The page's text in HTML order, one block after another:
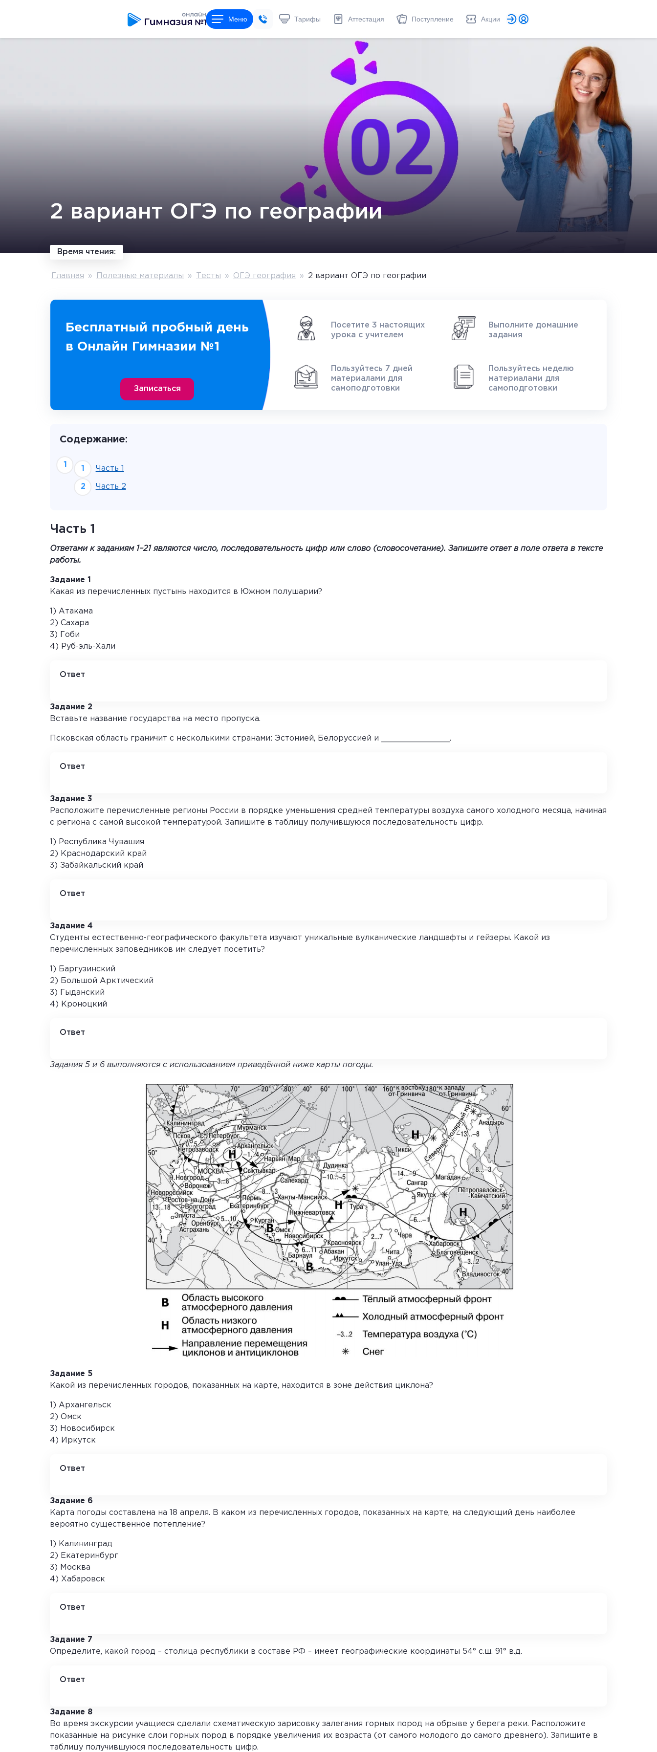
Меню Тарифы Аттестация Поступление Акции
2 вариант ОГЭ по географии
Время чтения:
Главная » Полезные материалы » Тесты » ОГЭ география » 2 вариант ОГЭ по географии
Бесплатный пробный день
в Онлайн Гимназии №1
Записаться
Посетите 3 настоящих
урока с учителем
Выполните домашние
задания
Пользуйтесь 7 дней
материалами для
самоподготовки
Пользуйтесь неделю
материалами для
самоподготовки
Содержание:
Часть 1
Часть 2
Часть 1
Ответами к заданиям 1–21 являются число, последовательность цифр или слово (словосочетание). Запишите ответ в поле ответа в тексте
работы.
Задание 1
Какая из перечисленных пустынь находится в Южном полушарии?
1) Атакама
2) Сахара
3) Гоби
4) Руб-эль-Хали
Ответ
Задание 2
Вставьте название государства на место пропуска.
Псковская область граничит с несколькими странами: Эстонией, Белоруссией и ______________.
Ответ
Задание 3
Расположите перечисленные регионы России в порядке уменьшения средней температуры воздуха самого холодного месяца, начиная
с региона с самой высокой температурой. Запишите в таблицу получившуюся последовательность цифр.
1) Республика Чувашия
2) Краснодарский край
3) Забайкальский край
Ответ
Задание 4
Студенты естественно-географического факультета изучают уникальные вулканические ландшафты и гейзеры. Какой из
перечисленных заповедников им следует посетить?
1) Баргузинский
2) Большой Арктический
3) Гыданский
4) Кроноцкий
Ответ
Задания 5 и 6 выполняются с использованием приведённой ниже карты погоды.
Задание 5
Какой из перечисленных городов, показанных на карте, находится в зоне действия циклона?
1) Архангельск
2) Омск
3) Новосибирск
4) Иркутск
Ответ
Задание 6
Карта погоды составлена на 18 апреля. В каком из перечисленных городов, показанных на карте, на следующий день наиболее
вероятно существенное потепление?
1) Калининград
2) Екатеринбург
3) Москва
4) Хабаровск
Ответ
Задание 7
Определите, какой город – столица республики в составе РФ – имеет географические координаты 54° с.ш. 91° в.д.
Ответ
Задание 8
Во время экскурсии учащиеся сделали схематическую зарисовку залегания горных пород на обрыве у берега реки. Расположите
показанные на рисунке слои горных пород в порядке увеличения их возраста (от самого молодого до самого древнего). Запишите в
таблицу получившуюся последовательность цифр.